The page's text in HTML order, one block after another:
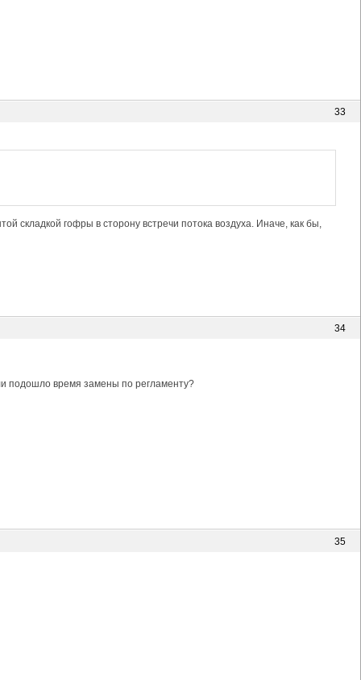
33
складкой гофры в сторону встречи потока воздуха. Иначе, как бы,
34
подошло время замены по регламенту?
35